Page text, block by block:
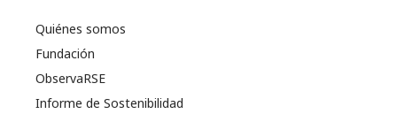
Quiénes somos
Fundación
ObservaRSE
Informe de Sostenibilidad